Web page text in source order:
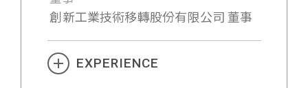
創新工業技術移轉股份有限公司 董事
EXPERIENCE